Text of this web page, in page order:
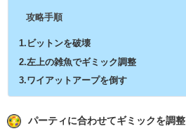
攻略手順
1.ビットンを破壊
2.左上の雑魚でギミック調整
3.ワイアットアープを倒す
パーティに合わせてギミックを調整